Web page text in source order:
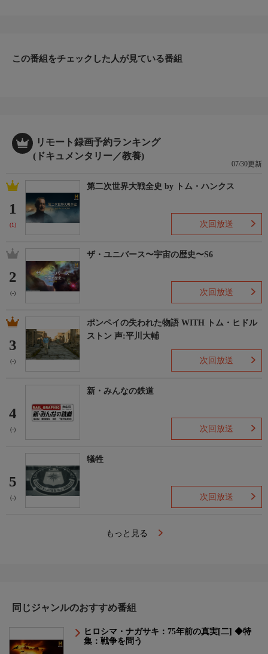
この番組をチェックした人が見ている番組
リモート録画予約ランキング
(ドキュメンタリー／教養)
07/30更新
1
(1)
第二次世界大戦全史 by トム・ハンクス
次回放送
2
(-)
ザ・ユニバース〜宇宙の歴史〜S6
次回放送
3
(-)
ポンペイの失われた物語 WITH トム・ヒドル
ストン 声:平川大輔
次回放送
4
(-)
新・みんなの鉄道
次回放送
5
(-)
犠牲
次回放送
もっと見る
同じジャンルのおすすめ番組
ヒロシマ・ナガサキ：75年前の真実[二] ◆特
集：戦争を問う